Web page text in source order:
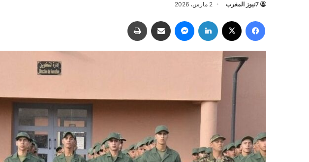
7نيوز المغرب 2 مارس، 2026